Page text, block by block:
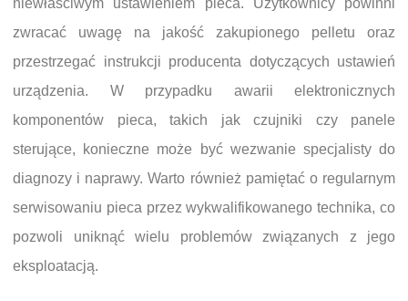
niewłaściwym ustawieniem pieca. Użytkownicy powinni
zwracać uwagę na jakość zakupionego pelletu oraz
przestrzegać instrukcji producenta dotyczących ustawień
urządzenia. W przypadku awarii elektronicznych
komponentów pieca, takich jak czujniki czy panele
sterujące, konieczne może być wezwanie specjalisty do
diagnozy i naprawy. Warto również pamiętać o regularnym
serwisowaniu pieca przez wykwalifikowanego technika, co
pozwoli uniknąć wielu problemów związanych z jego
eksploatacją.